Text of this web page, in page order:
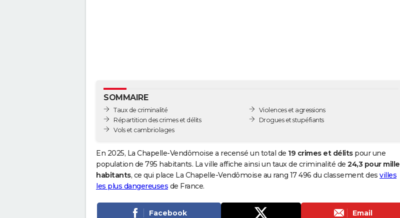
SOMMAIRE
Taux de criminalité
Répartition des crimes et délits
Vols et cambriolages
Violences et agressions
Drogues et stupéfiants
En 2025, La Chapelle-Vendômoise a recensé un total de 19 crimes et délitspour une
population de 795 habitants. La ville affiche ainsi un taux de criminalité de 24,3 pour mille
habitants, ce qui place La Chapelle-Vendômoise au rang 17 496 du classement des villes
les plus dangereuses de France.
Facebook Email